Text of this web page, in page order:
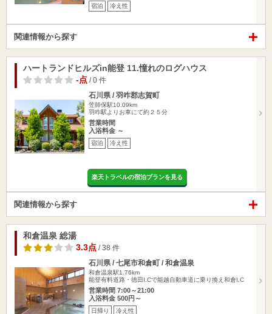
宿泊 冷え性
関連情報から探す
ハートランドヒルズin能登 11.憧れのログハウス
-点 / 0 件
石川県 / 羽咋郡志賀町
笠師保駅10.09km
羽咋駅よりお車にて約２５分
営業時間
入浴料金 ～
宿泊 冷え性
楽天トラベルの宿泊プランを見る
関連情報から探す
和倉温泉 総湯
3.3点 / 38 件
石川県 / 七尾市和倉町 / 和倉温泉
和倉温泉駅1.76km
能登有料道路・徳田I.Cで能越自動車道に乗り換え和倉I.C
営業時間 7:00～21:00
入浴料金 500円～
日帰り 冷え性